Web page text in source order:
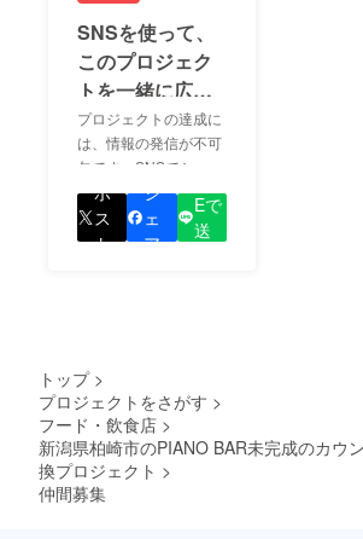
SNSを使って、
このプロジェク
トを一緒に広め
ましょう！
プロジェクトの達成に
は、情報の発信が不可
欠です。SNSでシェア
をして、あなたが応援
しているプロジェクト
の良さを知ってもらい
ポ
ス
ト
シ
ェ
ア
Eで
送
トップ >
プロジェクトをさがす >
フード・飲食店 >
新潟県柏崎市のPIANO BAR未完成のカウ
換プロジェクト >
仲間募集